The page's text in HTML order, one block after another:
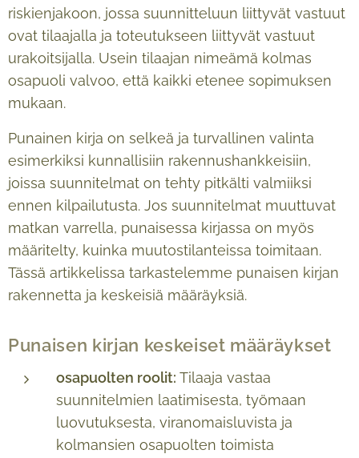
riskienjakoon, jossa suunnitteluun liittyvät vastuut
ovat tilaajalla ja toteutukseen liittyvät vastuut
urakoitsijalla. Usein tilaajan nimeämä kolmas
osapuoli valvoo, että kaikki etenee sopimuksen
mukaan.
Punainen kirja on selkeä ja turvallinen valinta
esimerkiksi kunnallisiin rakennushankkeisiin,
joissa suunnitelmat on tehty pitkälti valmiiksi
ennen kilpailutusta. Jos suunnitelmat muuttuvat
matkan varrella, punaisessa kirjassa on myös
määritelty, kuinka muutostilanteissa toimitaan.
Tässä artikkelissa tarkastelemme punaisen kirjan
rakennetta ja keskeisiä määräyksiä.
Punaisen kirjan keskeiset määräykset
osapuolten roolit: Tilaaja vastaa
suunnitelmien laatimisesta, työmaan
luovutuksesta, viranomaisluvista ja
kolmansien osapuolten toimista